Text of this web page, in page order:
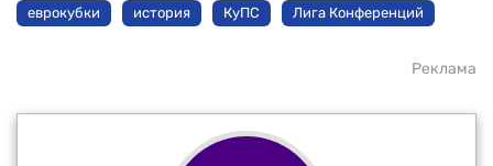
еврокубки история КуПС Лига Конференций
Реклама